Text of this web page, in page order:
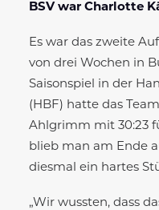
BSV war Charlotte
Es war das zweite
von drei Wochen in
Saisonspiel in der
(HBF) hatte das
Ahlgrimm mit 30:23
blieb man am Ende
diesmal ein hartes
„Wir wussten, dass